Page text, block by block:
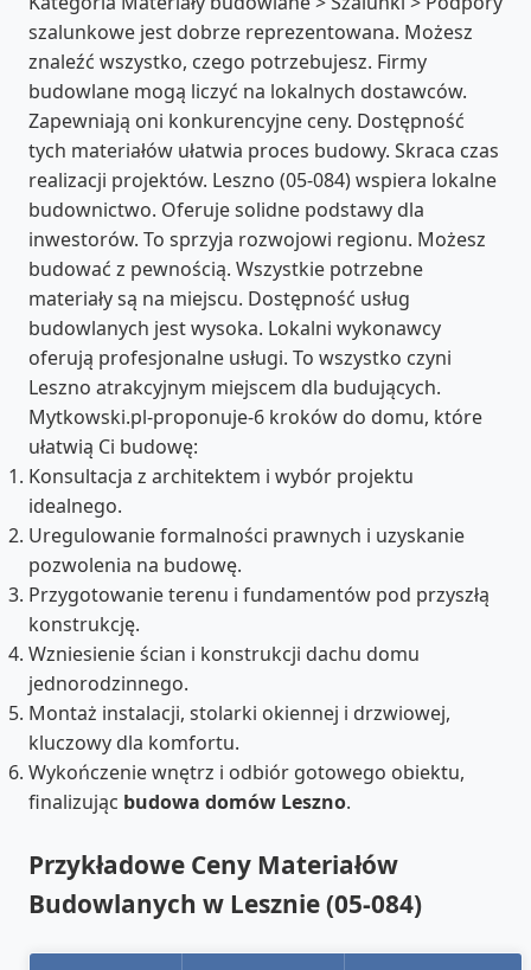
szalunkowe jest dobrze reprezentowana. Możesz
znaleźć wszystko, czego potrzebujesz. Firmy
budowlane mogą liczyć na lokalnych dostawców.
Zapewniają oni konkurencyjne ceny. Dostępność
tych materiałów ułatwia proces budowy. Skraca czas
realizacji projektów. Leszno (05-084) wspiera lokalne
budownictwo. Oferuje solidne podstawy dla
inwestorów. To sprzyja rozwojowi regionu. Możesz
budować z pewnością. Wszystkie potrzebne
materiały są na miejscu. Dostępność usług
budowlanych jest wysoka. Lokalni wykonawcy
oferują profesjonalne usługi. To wszystko czyni
Leszno atrakcyjnym miejscem dla budujących.
Mytkowski.pl-proponuje-6 kroków do domu, które
ułatwią Ci budowę:
Konsultacja z architektem i wybór projektu
idealnego.
Uregulowanie formalności prawnych i uzyskanie
pozwolenia na budowę.
Przygotowanie terenu i fundamentów pod przyszłą
konstrukcję.
Wzniesienie ścian i konstrukcji dachu domu
jednorodzinnego.
Montaż instalacji, stolarki okiennej i drzwiowej,
kluczowy dla komfortu.
Wykończenie wnętrz i odbiór gotowego obiektu,
finalizując budowa domów Leszno.
Przykładowe Ceny Materiałów
Budowlanych w Lesznie (05-084)